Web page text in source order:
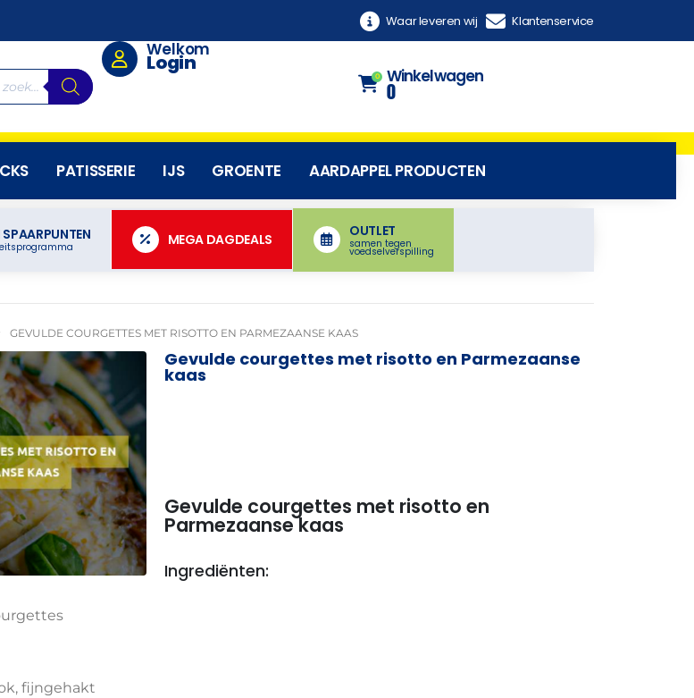
Waar leveren wij Klantenservice
Welkom
Login
0 Winkelwagen
0
PATISSERIE IJS GROENTE AARDAPPEL PRODUCTEN
MEGA DAGDEALS
OUTLET
samen tegen
voedselverspilling
GEVULDE COURGETTES MET RISOTTO EN PARMEZAANSE KAAS
Gevulde courgettes met risotto en Parmezaanse
kaas
Gevulde courgettes met risotto en
Parmezaanse kaas
Ingrediënten:
fijngehakt